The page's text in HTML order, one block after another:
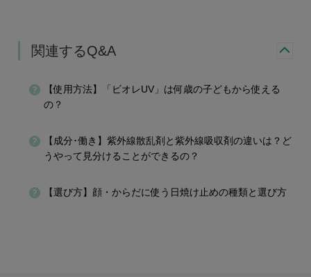
関連するQ&A
【使用方法】「ビオレUV」は何歳の子どもから使える
の？
【成分･働き】紫外線散乱剤と紫外線吸収剤の違いは？ど
うやって見分けることができるの？
【選び方】顔・からだに使う日焼け止めの種類と選び方